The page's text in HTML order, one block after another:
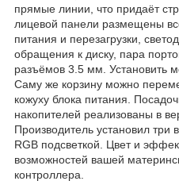
прямые линии, что придаёт
лицевой панели размещены
питания и перезагрузки,
обращения к диску, пара
разъёмов 3.5 мм. Установить
Саму же корзину можно
кожуху блока питания.
накопителей реализованы в
Производитель установил три
RGB подсветкой. Цвет и
возможностей вашей
контроллера.